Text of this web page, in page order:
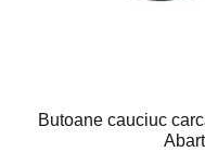
Butoane cauciuc